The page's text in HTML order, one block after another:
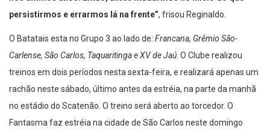
persistirmos e errarmos lá na frente”, frisou Reginaldo.
O Batatais esta no Grupo 3 ao lado de: Francana, Grêmio São-
Carlense, São Carlos, Taquaritinga e XV de Jaú. O Clube realizou
treinos em dois períodos nesta sexta-feira, e realizará apenas um
rachão neste sábado, último antes da estréia, na parte da manhã
no estádio do Scatenão. O treino será aberto ao torcedor. O
Fantasma faz estréia na cidade de São Carlos neste domingo